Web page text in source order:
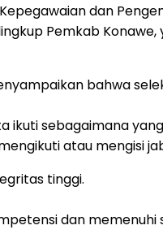
dan
Pemkab Konawe,
bahwa
ikuti sebagaimana
atau mengisi
tinggi.
dan